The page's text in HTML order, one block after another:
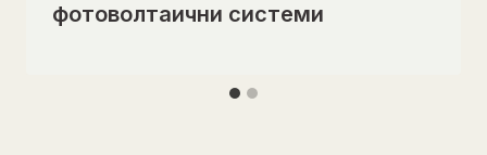
фотоволтаични системи